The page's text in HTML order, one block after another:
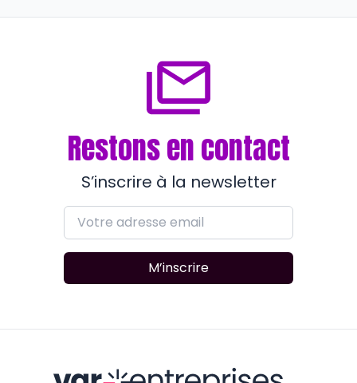
Restons en contact
S’inscrire à la newsletter
M’inscrire